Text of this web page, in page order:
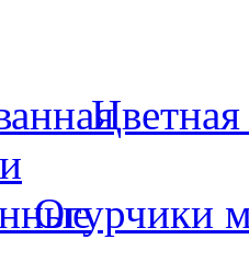
Огурчики